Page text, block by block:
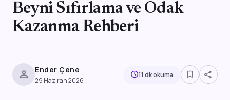
Beyni Sıfırlama ve Odak
Kazanma Rehberi
person Ender Çene
29 Haziran 2026
schedule11 dk okuma bookmark_border share